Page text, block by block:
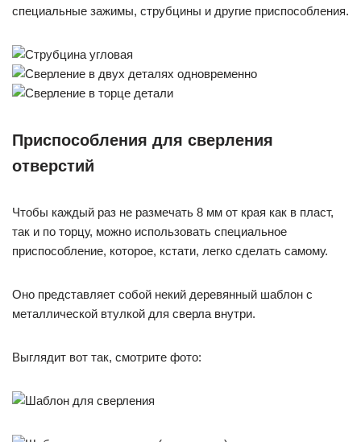
специальные зажимы, струбцины и другие приспособления.
Приспособления для сверления
отверстий
Чтобы каждый раз не размечать 8 мм от края как в пласт,
так и по торцу, можно использовать специальное
приспособление, которое, кстати, легко сделать самому.
Оно представляет собой некий деревянный шаблон с
металлической втулкой для сверла внутри.
Выглядит вот так, смотрите фото: